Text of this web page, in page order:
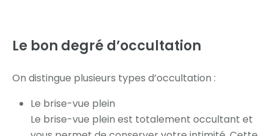
Le bon degré d’occultation
On distingue plusieurs types d’occultation :
Le brise-vue plein
Le brise-vue plein est totalement occultant et